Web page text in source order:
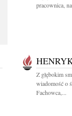
pracownica,
Z głębokim
wiadomość o
Fachowca,...